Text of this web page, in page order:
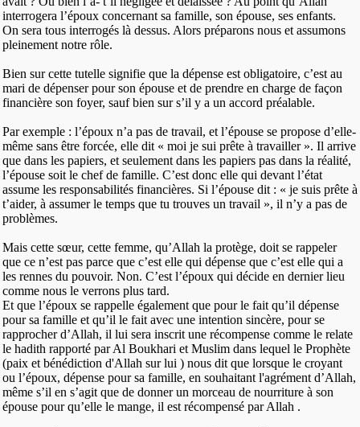
interrogera l’époux concernant sa famille, son épouse, ses enfants.
On sera tous interrogés là dessus. Alors préparons nous et assumons
pleinement notre rôle.
Bien sur cette tutelle signifie que la dépense est obligatoire, c’est au
mari de dépenser pour son épouse et de prendre en charge de façon
financière son foyer, sauf bien sur s’il y a un accord préalable.
Par exemple : l’époux n’a pas de travail, et l’épouse se propose d’elle-
même sans être forcée, elle dit « moi je sui prête à travailler ». Il arrive
que dans les papiers, et seulement dans les papiers pas dans la réalité,
l’épouse soit le chef de famille. C’est donc elle qui devant l’état
assume les responsabilités financières. Si l’épouse dit : « je suis prête à
t’aider, à assumer le temps que tu trouves un travail », il n’y a pas de
problèmes.
Mais cette sœur, cette femme, qu’Allah la protège, doit se rappeler
que ce n’est pas parce que c’est elle qui dépense que c’est elle qui a
les rennes du pouvoir. Non. C’est l’époux qui décide en dernier lieu
comme nous le verrons plus tard.
Et que l’époux se rappelle également que pour le fait qu’il dépense
pour sa famille et qu’il le fait avec une intention sincère, pour se
rapprocher d’Allah, il lui sera inscrit une récompense comme le relate
le hadith rapporté par Al Boukhari et Muslim dans lequel le Prophète
(paix et bénédiction d'Allah sur lui ) nous dit que lorsque le croyant
ou l’époux, dépense pour sa famille, en souhaitant l'agrément d’Allah,
même s’il en s’agit que de donner un morceau de nourriture à son
épouse pour qu’elle le mange, il est récompensé par Allah .